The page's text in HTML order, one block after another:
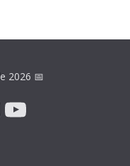
2026 📅
YouTube